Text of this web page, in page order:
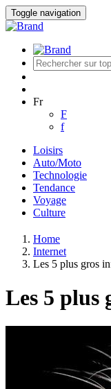
Toggle navigation
Fr
F
f
Loisirs
Auto/Moto
Technologie
Tendance
Voyage
Culture
Home
Internet
Les 5 plus gros
Les 5 plus